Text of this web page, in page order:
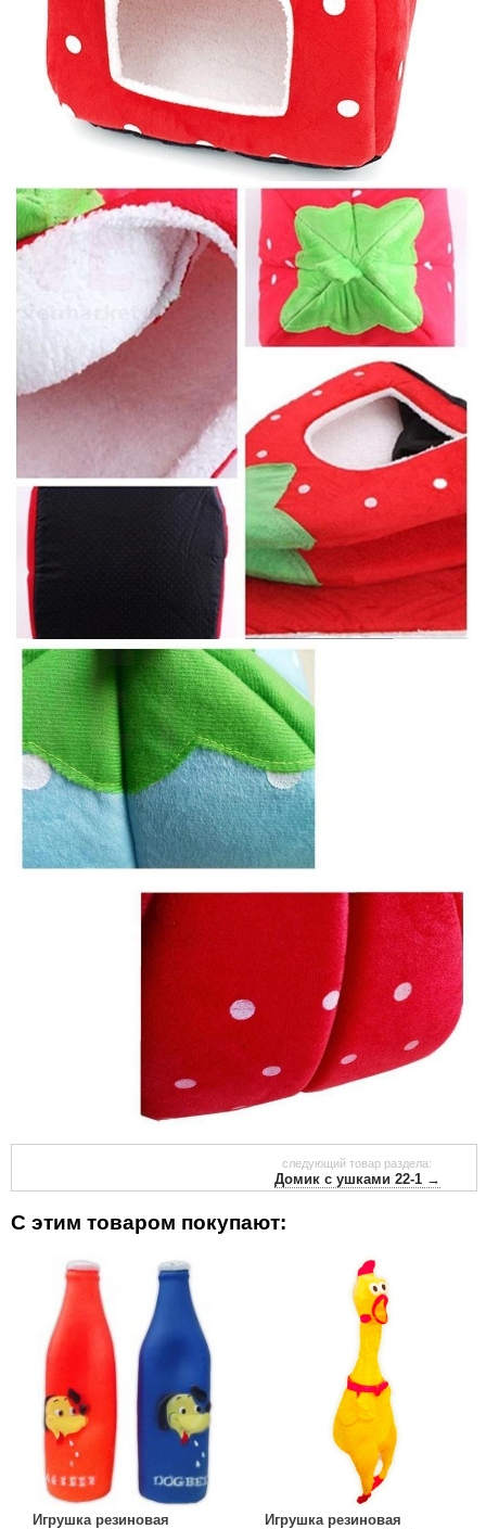
следующий товар раздела:
Домик с ушками 22-1 →
С этим товаром покупают:
Игрушка резиновая
Игрушка резиновая